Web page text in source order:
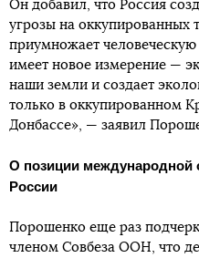
Он добавил, что Россия
угрозы на оккупированных
приумножает человеческую
имеет новое измерение —
наши земли и создает
только в оккупированном
Донбассе», — заявил
О позиции международной
России
Порошенко еще раз
членом Совбеза ООН, что